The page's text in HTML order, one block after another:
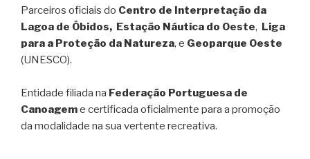
Parceiros oficiais do Centro de Interpretação da
Lagoa de Óbidos, Estação Náutica do Oeste, Liga
para a Proteção da Natureza, e Geoparque Oeste
(UNESCO).
Entidade filiada na Federação Portuguesa de
Canoageme certificada oficialmente para a promoção
da modalidade na sua vertente recreativa.